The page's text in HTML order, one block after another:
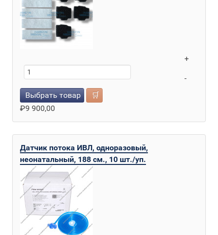
+
-
Выбрать товар
🛒
₽9 900,00
Датчик потока ИВЛ, одноразовый,
неонатальный, 188 см., 10 шт./уп.